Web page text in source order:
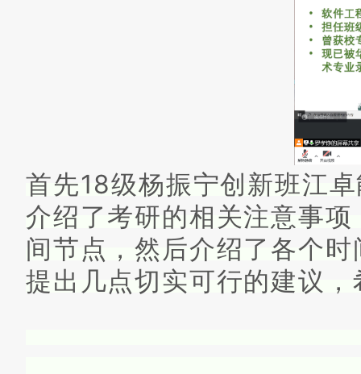
首先18级杨振宁创新班江
介绍了考研的相关注意事
间节点，然后介绍了各个
提出几点切实可行的建议